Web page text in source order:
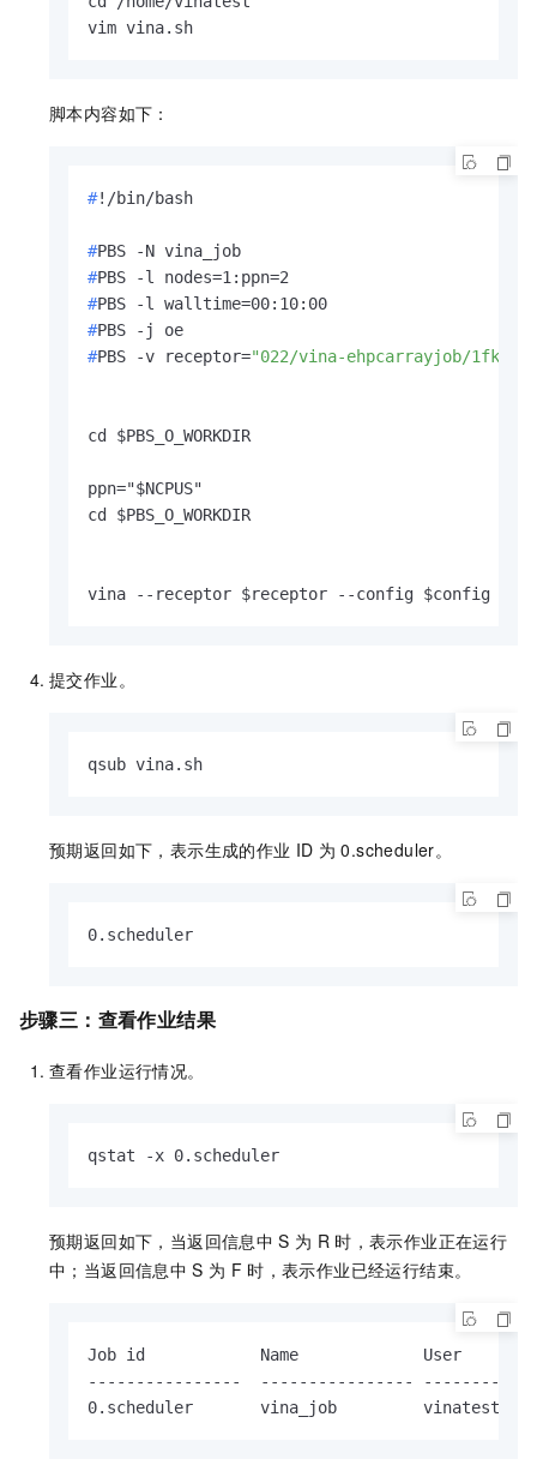
vim vina.sh
脚本内容如下：
#!/bin/bash
#PBS -N vina_job
#PBS -l nodes=1:ppn=2
#PBS -l walltime=00:10:00
#PBS -j oe
#PBS -v receptor="022/vina-ehpcarrayjob/
cd $PBS_O_WORKDIR
ppn="$NCPUS"
cd $PBS_O_WORKDIR
提交作业。
qsub vina.sh
预期返回如下，表示生成的作业 ID 为 0.scheduler。
0.scheduler
步骤三：查看作业结果
查看作业运行情况。
qstat -x 0.scheduler
预期返回如下，当返回信息中 S 为 R 时，表示作业正在运行
中；当返回信息中 S 为 F 时，表示作业已经运行结束。
Job id            Name             User
----------------  ----------------
0.scheduler       vina_job         vinatest